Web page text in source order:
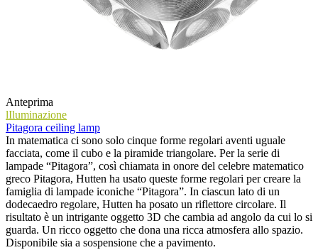
Anteprima
lIluminazione
Pitagora ceiling lamp
In matematica ci sono solo cinque forme regolari aventi uguale
facciata, come il cubo e la piramide triangolare. Per la serie di
lampade “Pitagora”, così chiamata in onore del celebre matematico
greco Pitagora, Hutten ha usato queste forme regolari per creare la
famiglia di lampade iconiche “Pitagora”. In ciascun lato di un
dodecaedro regolare, Hutten ha posato un riflettore circolare. Il
risultato è un intrigante oggetto 3D che cambia ad angolo da cui lo si
guarda. Un ricco oggetto che dona una ricca atmosfera allo spazio.
Disponibile sia a sospensione che a pavimento.